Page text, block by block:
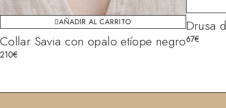
AÑADIR AL CARRITO
Collar Savia con opalo etíope negro
210€
Drusa
67€